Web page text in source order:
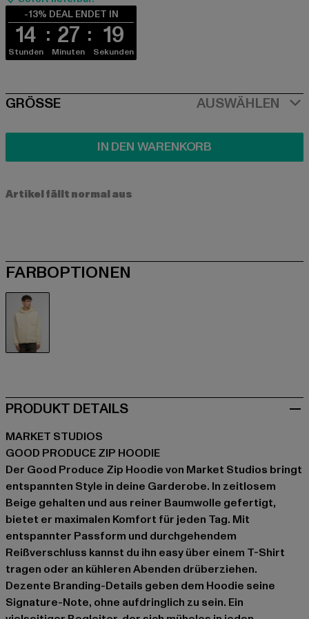
-13% DEAL ENDET IN
14
Stunden
27
Minuten
19
Sekunden
SIZE
GRÖSSE AUSWÄHLEN
IN DEN WARENKORB
Artikel fällt normal aus
FARBOPTIONEN
PRODUKT DETAILS
MARKET STUDIOS
GOOD PRODUCE ZIP HOODIE
Der Good Produce Zip Hoodie von Market Studios bringt
entspannten Style in deine Garderobe. In zeitlosem
Beige gehalten und aus reiner Baumwolle gefertigt,
bietet er maximalen Komfort für jeden Tag. Mit
entspannter Passform und durchgehendem
Reißverschluss kannst du ihn easy über einem T-Shirt
tragen oder an kühleren Abenden drüberziehen.
Dezente Branding-Details geben dem Hoodie seine
Signature-Note, ohne aufdringlich zu sein. Ein